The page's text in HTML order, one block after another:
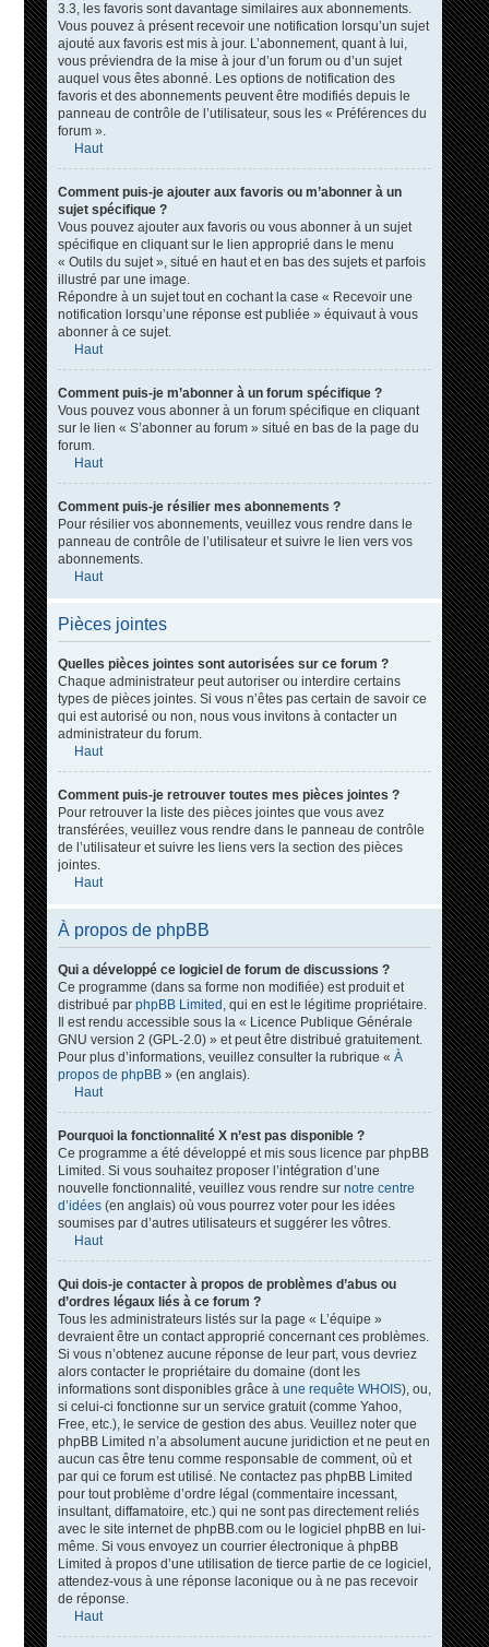
3.3, les favoris sont davantage similaires aux abonnements.
Vous pouvez à présent recevoir une notification lorsqu’un sujet
ajouté aux favoris est mis à jour. L’abonnement, quant à lui,
vous préviendra de la mise à jour d’un forum ou d’un sujet
auquel vous êtes abonné. Les options de notification des
favoris et des abonnements peuvent être modifiés depuis le
panneau de contrôle de l’utilisateur, sous les « Préférences du
forum ».
Haut
Comment puis-je ajouter aux favoris ou m’abonner à un
sujet spécifique ?
Vous pouvez ajouter aux favoris ou vous abonner à un sujet
spécifique en cliquant sur le lien approprié dans le menu
« Outils du sujet », situé en haut et en bas des sujets et parfois
illustré par une image.
Répondre à un sujet tout en cochant la case « Recevoir une
notification lorsqu’une réponse est publiée » équivaut à vous
abonner à ce sujet.
Haut
Comment puis-je m’abonner à un forum spécifique ?
Vous pouvez vous abonner à un forum spécifique en cliquant
sur le lien « S’abonner au forum » situé en bas de la page du
forum.
Haut
Comment puis-je résilier mes abonnements ?
Pour résilier vos abonnements, veuillez vous rendre dans le
panneau de contrôle de l’utilisateur et suivre le lien vers vos
abonnements.
Haut
Pièces jointes
Quelles pièces jointes sont autorisées sur ce forum ?
Chaque administrateur peut autoriser ou interdire certains
types de pièces jointes. Si vous n’êtes pas certain de savoir ce
qui est autorisé ou non, nous vous invitons à contacter un
administrateur du forum.
Haut
Comment puis-je retrouver toutes mes pièces jointes ?
Pour retrouver la liste des pièces jointes que vous avez
transférées, veuillez vous rendre dans le panneau de contrôle
de l’utilisateur et suivre les liens vers la section des pièces
jointes.
Haut
À propos de phpBB
Qui a développé ce logiciel de forum de discussions ?
Ce programme (dans sa forme non modifiée) est produit et
distribué par phpBB Limited , qui en est le légitime propriétaire.
Il est rendu accessible sous la « Licence Publique Générale
GNU version 2 (GPL-2.0) » et peut être distribué gratuitement.
Pour plus d’informations, veuillez consulter la rubrique « À
propos de phpBB» (en anglais).
Haut
Pourquoi la fonctionnalité X n’est pas disponible ?
Ce programme a été développé et mis sous licence par phpBB
Limited. Si vous souhaitez proposer l’intégration d’une
nouvelle fonctionnalité, veuillez vous rendre sur notre centre
d’idées(en anglais) où vous pourrez voter pour les idées
soumises par d’autres utilisateurs et suggérer les vôtres.
Haut
Qui dois-je contacter à propos de problèmes d’abus ou
d’ordres légaux liés à ce forum ?
Tous les administrateurs listés sur la page « L’équipe »
devraient être un contact approprié concernant ces problèmes.
Si vous n’obtenez aucune réponse de leur part, vous devriez
alors contacter le propriétaire du domaine (dont les
informations sont disponibles grâce à une requête WHOIS), ou,
si celui-ci fonctionne sur un service gratuit (comme Yahoo,
Free, etc.), le service de gestion des abus. Veuillez noter que
phpBB Limited n’a absolument aucune juridiction et ne peut en
aucun cas être tenu comme responsable de comment, où et
par qui ce forum est utilisé. Ne contactez pas phpBB Limited
pour tout problème d’ordre légal (commentaire incessant,
insultant, diffamatoire, etc.) qui ne sont pas directement reliés
avec le site internet de phpBB.com ou le logiciel phpBB en lui-
même. Si vous envoyez un courrier électronique à phpBB
Limited à propos d’une utilisation de tierce partie de ce logiciel,
attendez-vous à une réponse laconique ou à ne pas recevoir
de réponse.
Haut